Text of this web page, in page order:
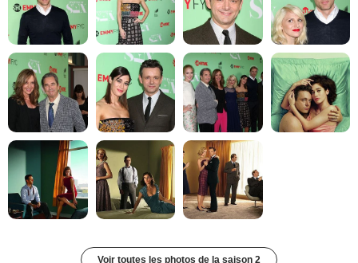
Voir toutes les photos de la saison 2